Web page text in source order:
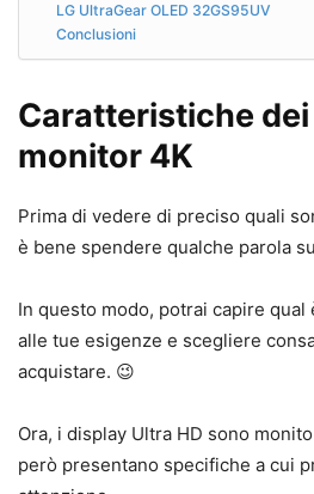
LG UltraGear OLED 32GS95UV
Conclusioni
Caratteristiche
monitor 4K
Prima di vedere di preciso quali
è bene spendere qualche parola
In questo modo, potrai capire qual
alle tue esigenze e scegliere
acquistare. 😉
Ora, i display Ultra HD sono
però presentano specifiche a cui